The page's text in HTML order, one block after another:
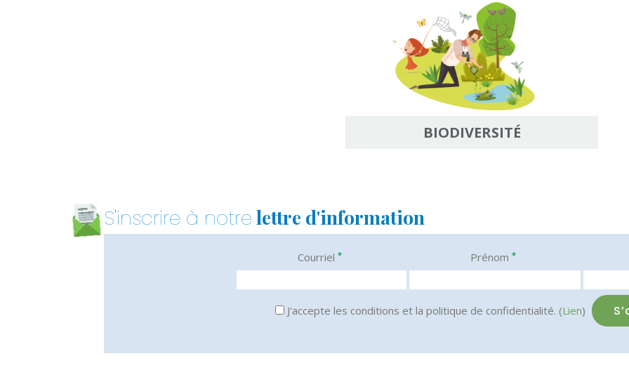
BIODIVERSITÉ
S'inscrire à notrelettre d'information
Courriel * Prénom *
J'accepte les conditions et la politique de confidentialité. (Lien)